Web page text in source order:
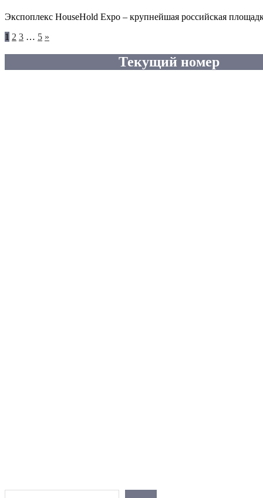
Экспоплекс HouseHold Expo – крупнейшая российская
1 2 3 … 5 Следующие
»
Текущий номер